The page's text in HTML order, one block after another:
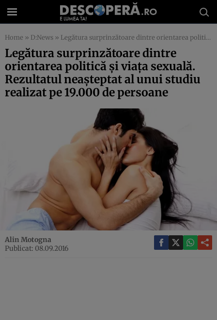
Home » D:News » Legătura surprinzătoare dintre orientarea politică şi viaţa sexuală. Rezultatul neaşteptat al unui studiu realizat pe 19.000 de persoane
Legătura surprinzătoare dintre
orientarea politică şi viaţa sexuală.
Rezultatul neaşteptat al unui studiu
realizat pe 19.000 de persoane
Alin Motogna
Publicat: 08.09.2016